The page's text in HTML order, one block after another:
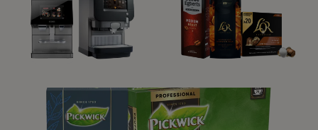
ONZE
KOFFIEMACHINES
ONZE KOFFIE